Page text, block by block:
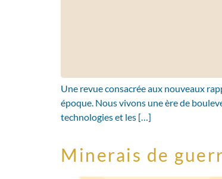
Une revue consacrée aux nouveaux
époque. Nous vivons une ère de
technologies et les […]
Minerais de